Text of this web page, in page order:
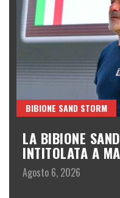
BIBIONE SAND STORM
LA BIBIONE
INTITOLATA A
Agosto 6, 2026